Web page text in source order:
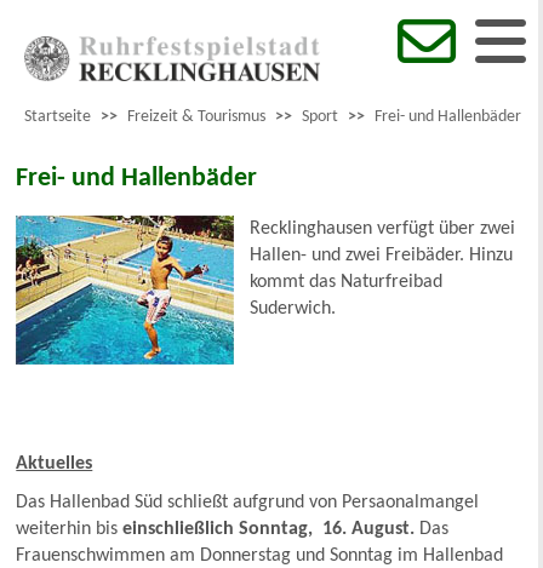
Startseite >> Freizeit & Tourismus >> Sport >> Frei- und Hallenbäder
Frei- und Hallenbäder
Recklinghausen verfügt über zwei
Hallen- und zwei Freibäder. Hinzu
kommt das Naturfreibad
Suderwich.
Aktuelles
Das Hallenbad Süd schließt aufgrund von Persaonalmangel
weiterhin biseinschließlich Sonntag, 16. August. Das
Frauenschwimmen am Donnerstag und Sonntag im Hallenbad